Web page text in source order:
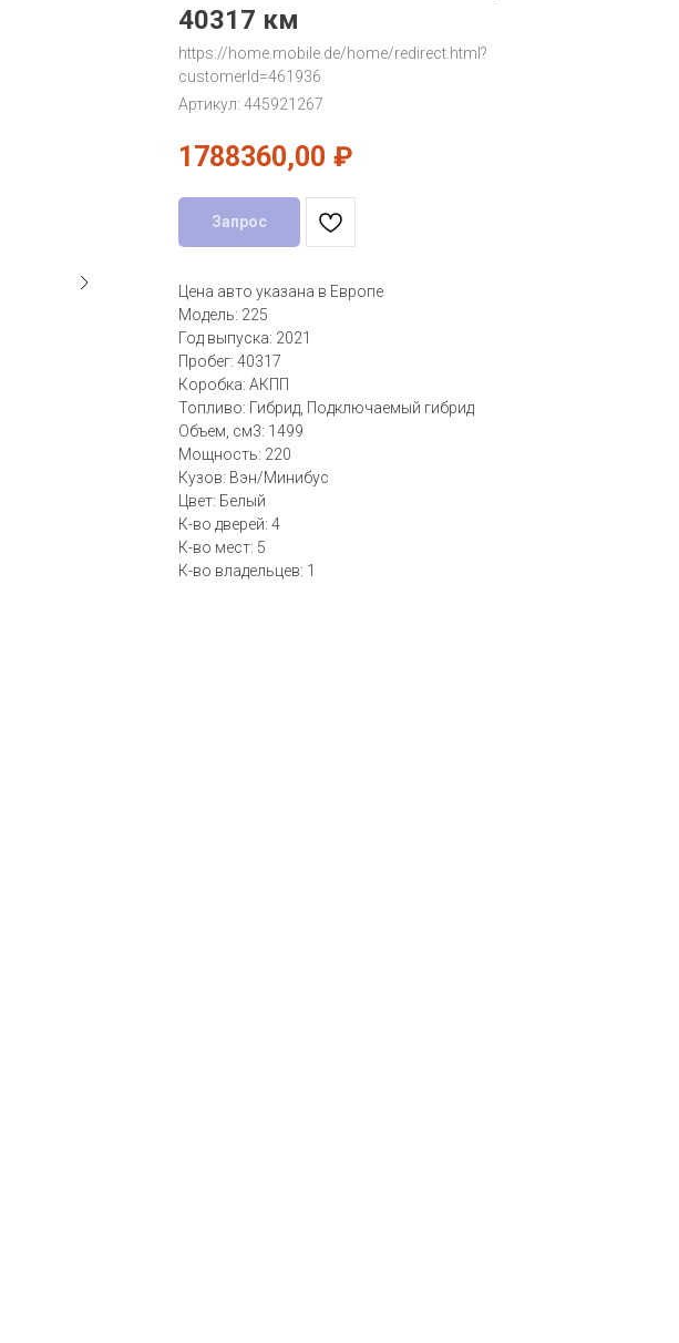
40317 км
https://home.mobile.de/home/redirect.html?
customerId=461936
Артикул: 445921267
1788360,00 ₽
Запрос
Цена авто указана в Европе
Модель: 225
Год выпуска: 2021
Пробег: 40317
Коробка: АКПП
Топливо: Гибрид, Подключаемый гибрид
Объем, см3: 1499
Мощность: 220
Кузов: Вэн/Минибус
Цвет: Белый
К-во дверей: 4
К-во мест: 5
К-во владельцев: 1